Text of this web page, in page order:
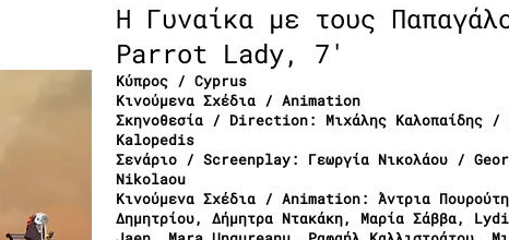
Η Γυναίκα με τους
Parrot Lady, 7'
Κύπρος / Cyprus
Κινούμενα Σχέδια / Animation
Σκηνοθεσία / Direction: Μιχάλης Καλοπαίδης
Kalopedis
Σενάριο / Screenplay: Γεωργία Νικολάου /
Nikolaou
Κινούμενα Σχέδια / Animation: Άντρια
Δημητρίου, Δήμητρα Ντακάκη, Μαρία Σάββα,